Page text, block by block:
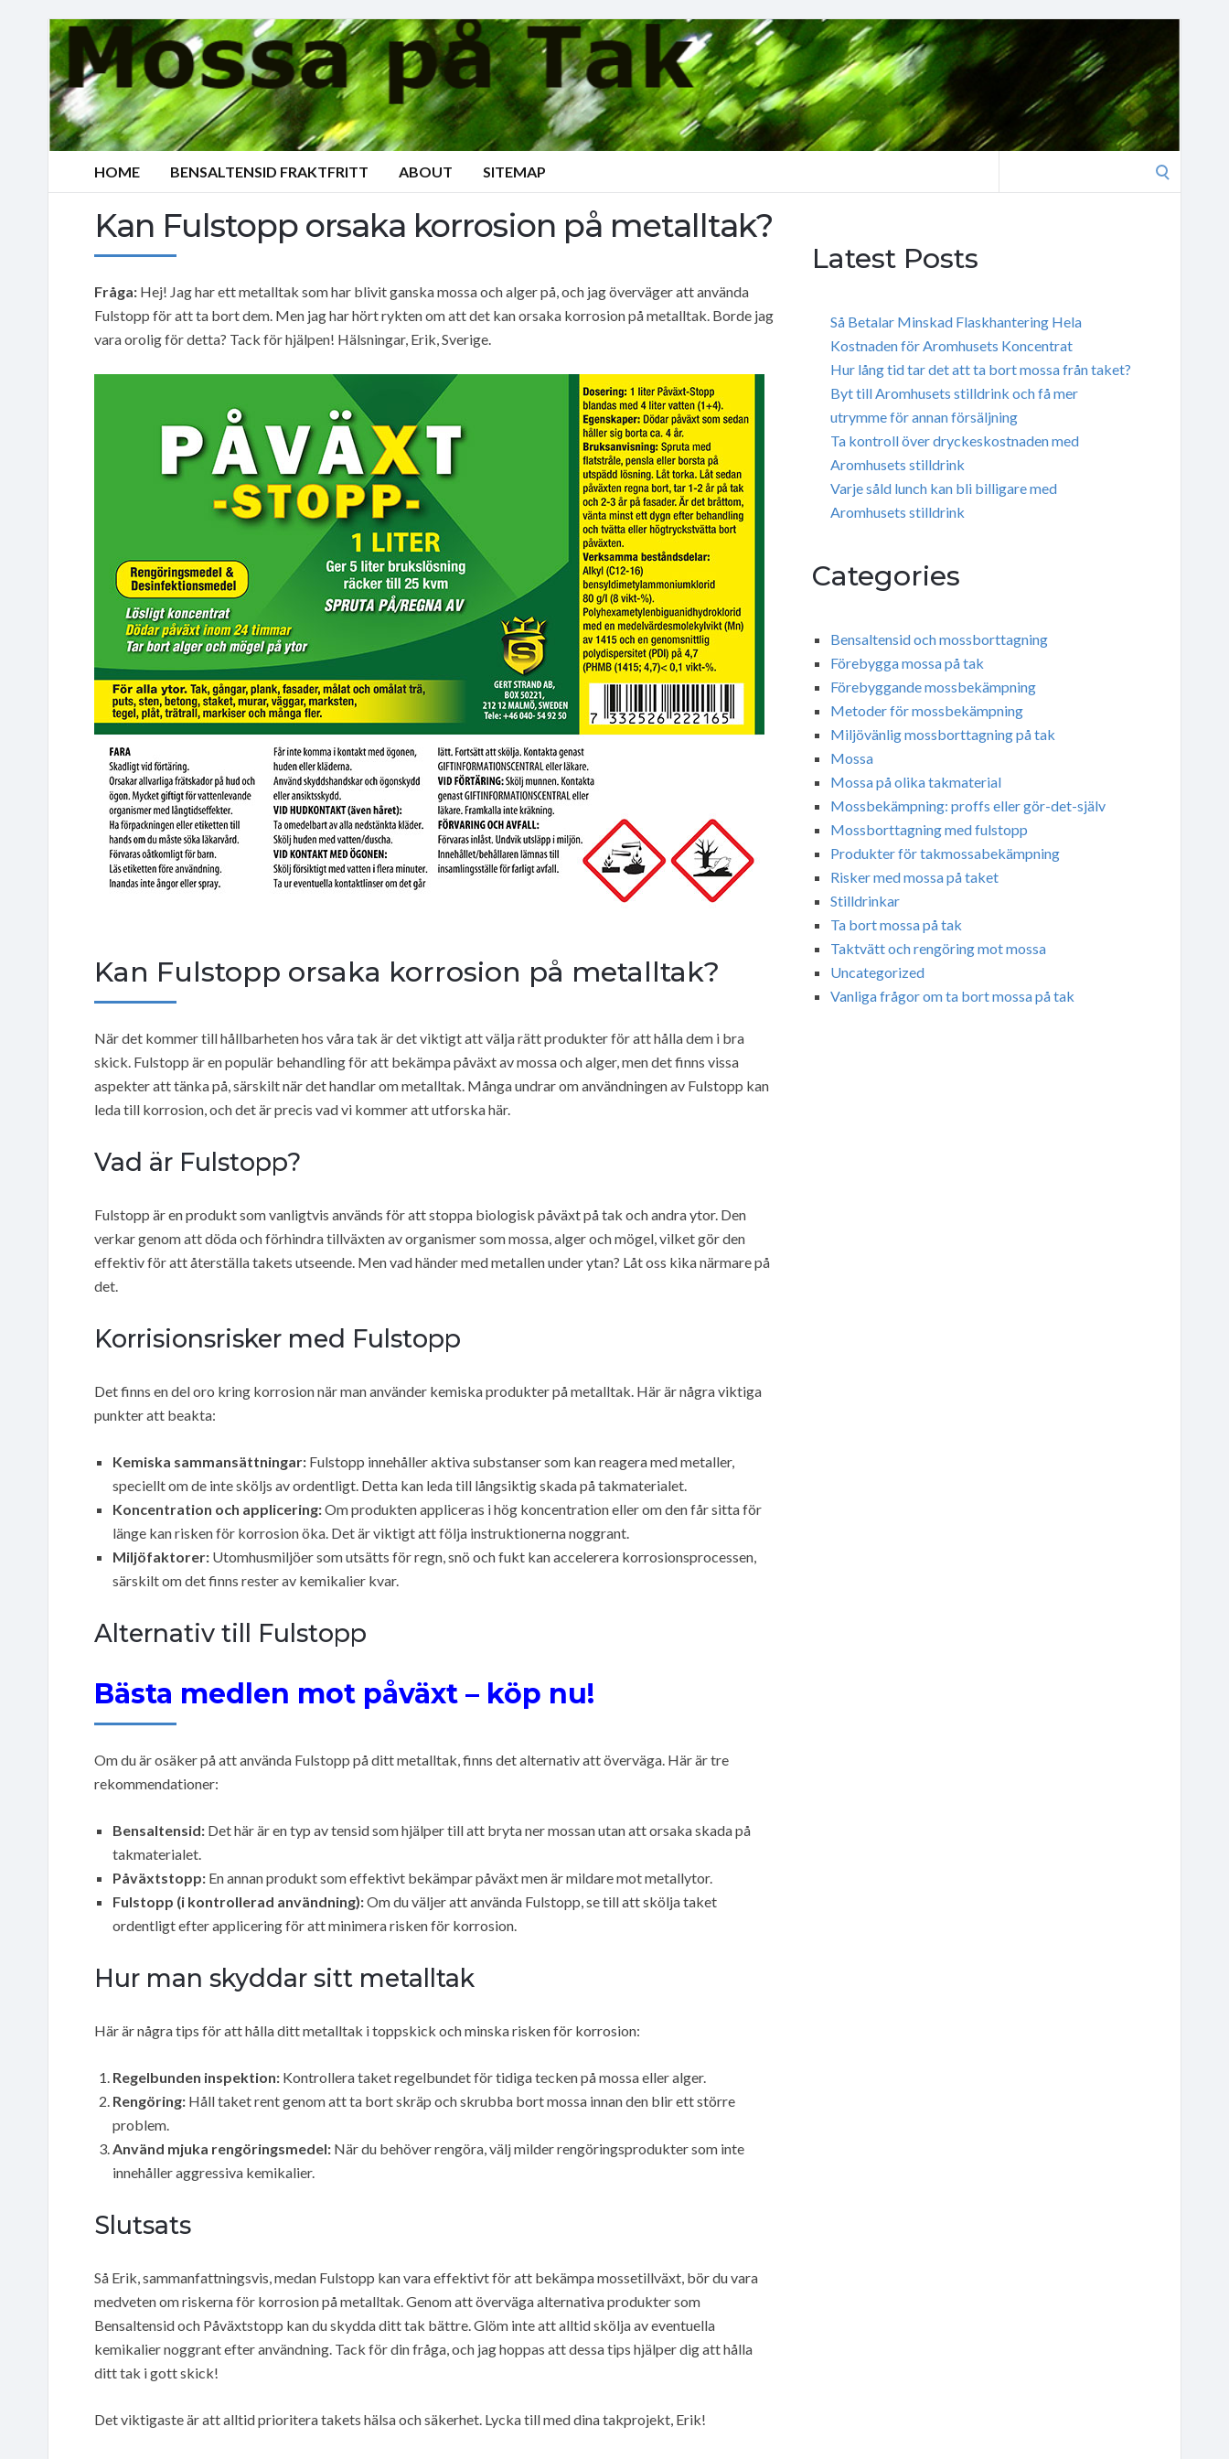
HOME BENSALTENSID FRAKTFRITT ABOUT SITEMAP
Kan Fulstopp orsaka korrosion på metalltak?
Fråga: Hej! Jag har ett metalltak som har blivit ganska mossa och alger på, och jag överväger att använda
Fulstopp för att ta bort dem. Men jag har hört rykten om att det kan orsaka korrosion på metalltak. Borde jag
vara orolig för detta? Tack för hjälpen! Hälsningar, Erik, Sverige.
Kan Fulstopp orsaka korrosion på metalltak?
När det kommer till hållbarheten hos våra tak är det viktigt att välja rätt produkter för att hålla dem i bra
skick. Fulstopp är en populär behandling för att bekämpa påväxt av mossa och alger, men det finns vissa
aspekter att tänka på, särskilt när det handlar om metalltak. Många undrar om användningen av Fulstopp kan
leda till korrosion, och det är precis vad vi kommer att utforska här.
Vad är Fulstopp?
Fulstopp är en produkt som vanligtvis används för att stoppa biologisk påväxt på tak och andra ytor. Den
verkar genom att döda och förhindra tillväxten av organismer som mossa, alger och mögel, vilket gör den
effektiv för att återställa takets utseende. Men vad händer med metallen under ytan? Låt oss kika närmare på
det.
Korrisionsrisker med Fulstopp
Det finns en del oro kring korrosion när man använder kemiska produkter på metalltak. Här är några viktiga
punkter att beakta:
Kemiska sammansättningar: Fulstopp innehåller aktiva substanser som kan reagera med metaller,
speciellt om de inte sköljs av ordentligt. Detta kan leda till långsiktig skada på takmaterialet.
Koncentration och applicering:Om produkten appliceras i hög koncentration eller om den får sitta för
länge kan risken för korrosion öka. Det är viktigt att följa instruktionerna noggrant.
Miljöfaktorer: Utomhusmiljöer som utsätts för regn, snö och fukt kan accelerera korrosionsprocessen,
särskilt om det finns rester av kemikalier kvar.
Alternativ till Fulstopp
Bästa medlen mot påväxt – köp nu!
Om du är osäker på att använda Fulstopp på ditt metalltak, finns det alternativ att överväga. Här är tre
rekommendationer:
Bensaltensid: Det här är en typ av tensid som hjälper till att bryta ner mossan utan att orsaka skada på
takmaterialet.
Påväxtstopp: En annan produkt som effektivt bekämpar påväxt men är mildare mot metallytor.
Fulstopp (i kontrollerad användning):Om du väljer att använda Fulstopp, se till att skölja taket
ordentligt efter applicering för att minimera risken för korrosion.
Hur man skyddar sitt metalltak
Här är några tips för att hålla ditt metalltak i toppskick och minska risken för korrosion:
Regelbunden inspektion: Kontrollera taket regelbundet för tidiga tecken på mossa eller alger.
Rengöring: Håll taket rent genom att ta bort skräp och skrubba bort mossa innan den blir ett större
problem.
Använd mjuka rengöringsmedel: När du behöver rengöra, välj milder rengöringsprodukter som inte
innehåller aggressiva kemikalier.
Slutsats
Så Erik, sammanfattningsvis, medan Fulstopp kan vara effektivt för att bekämpa mossetillväxt, bör du vara
medveten om riskerna för korrosion på metalltak. Genom att överväga alternativa produkter som
Bensaltensid och Påväxtstopp kan du skydda ditt tak bättre. Glöm inte att alltid skölja av eventuella
kemikalier noggrant efter användning. Tack för din fråga, och jag hoppas att dessa tips hjälper dig att hålla
ditt tak i gott skick!
Det viktigaste är att alltid prioritera takets hälsa och säkerhet. Lycka till med dina takprojekt, Erik!
Latest Posts
Så Betalar Minskad Flaskhantering Hela
Kostnaden för Aromhusets Koncentrat
Hur lång tid tar det att ta bort mossa från taket?
Byt till Aromhusets stilldrink och få mer
utrymme för annan försäljning
Ta kontroll över dryckeskostnaden med
Aromhusets stilldrink
Varje såld lunch kan bli billigare med
Aromhusets stilldrink
Categories
Bensaltensid och mossborttagning
Förebygga mossa på tak
Förebyggande mossbekämpning
Metoder för mossbekämpning
Miljövänlig mossborttagning på tak
Mossa
Mossa på olika takmaterial
Mossbekämpning: proffs eller gör-det-själv
Mossborttagning med fulstopp
Produkter för takmossabekämpning
Risker med mossa på taket
Stilldrinkar
Ta bort mossa på tak
Taktvätt och rengöring mot mossa
Uncategorized
Vanliga frågor om ta bort mossa på tak